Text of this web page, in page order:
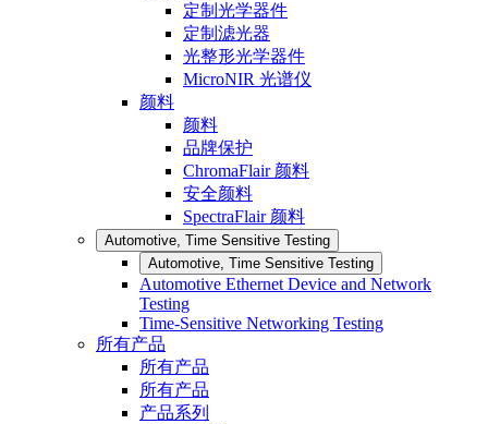
定制光学器件
定制滤光器
光整形光学器件
MicroNIR 光谱仪
颜料
颜料
品牌保护
ChromaFlair 颜料
安全颜料
SpectraFlair 颜料
Automotive, Time Sensitive Testing
Automotive, Time Sensitive Testing
Automotive Ethernet Device and Network
Testing
Time-Sensitive Networking Testing
所有产品
所有产品
所有产品
产品系列